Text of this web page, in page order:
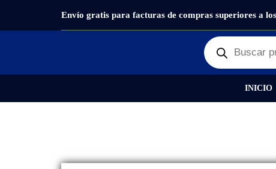
Envío gratis para facturas de compras superiores a
INICIO
PRODUCTOSREPUESTOS, PLACA DE CARGA